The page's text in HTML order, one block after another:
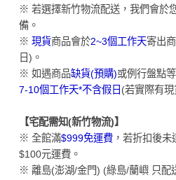
※ 若選擇新竹物流配送，我們會於
備。
※ 現貨商品會於2~3個工作天寄出
日)。
※ 如遇商品缺貨(預購)或例行盤點
7-10個工作天*不含假日 (若實際有
【宅配需知(新竹物流)】
※ 全館滿$999免運費，若折扣後未
$100元運費。
※ 離島(澎湖/金門) (綠島/蘭嶼 只配